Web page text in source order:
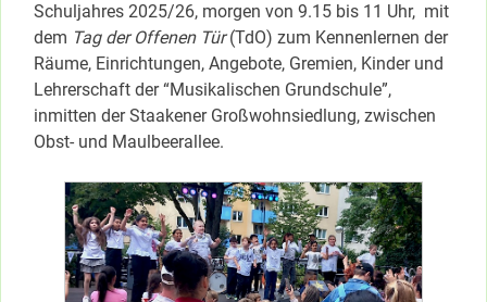
Schuljahres 2025/26, morgen von 9.15 bis 11 Uhr, mit
dem Tag der Offenen Tür(TdO) zum Kennenlernen der
Räume, Einrichtungen, Angebote, Gremien, Kinder und
Lehrerschaft der “Musikalischen Grundschule”,
inmitten der Staakener Großwohnsiedlung, zwischen
Obst- und Maulbeerallee.